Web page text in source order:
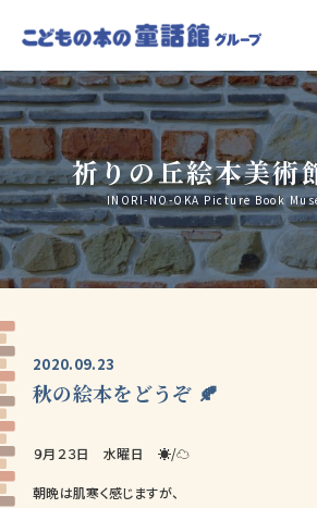
祈りの丘絵本美術
INORI-NO-OKA Picture Book
2020.09.23
秋の絵本をどうぞ 🍂
９月２３日 水曜日 ☀/☁
朝晩は肌寒く感じますが、